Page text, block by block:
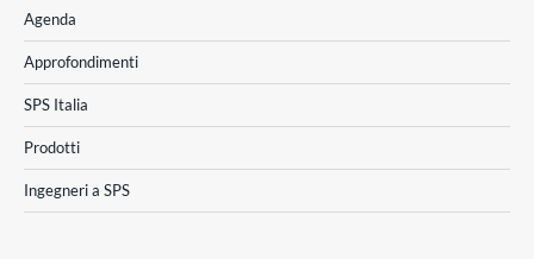
Agenda
Approfondimenti
SPS Italia
Prodotti
Ingegneri a SPS